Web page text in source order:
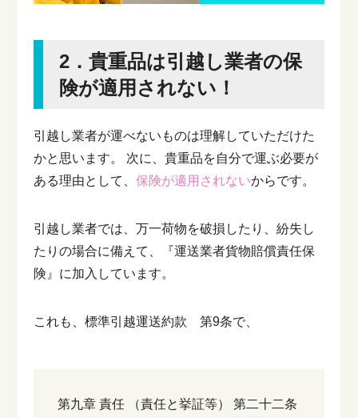
2．貴重品は引越し業者の保
険が適用されない！
引越し業者が運べないものは理解していただけた
かと思います。
次に、貴重品を自分で運ぶ必要が
ある理由として、保険が適用されないからです。
引越し業者では、万一荷物を破損したり、紛失し
たりの場合に備えて、『運送業者貨物賠償責任保
険』に加入しています。
これも、標準引越運送約款 第9条で、
第九章 責任 （責任と挙証等）
第二十二条